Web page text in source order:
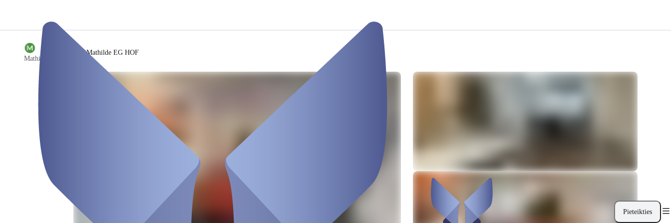
Pieteikties
Mathildenhof
Raum Mathilde EG HOF